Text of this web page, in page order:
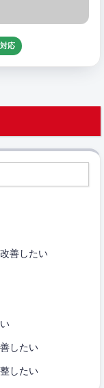
応
善したい
したい
したい